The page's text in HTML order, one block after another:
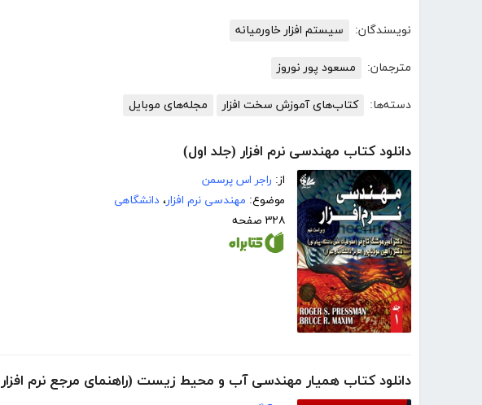
نویسندگان: سیستم افزار خاورمیانه
مترجمان: مسعود پور نوروز
دسته‌ها: کتاب‌های آموزش سخت افزار مجله‌های موبایل
دانلود کتاب مهندسی نرم افزار (جلد اول)
از: راجر اس پرسمن
موضوع: مهندسی نرم افزار، دانشگاهی
۳۲۸ صفحه
دانلود کتاب همیار مهندسی آب و محیط زیست (راهنمای مرجع نرم افزار WEAP)